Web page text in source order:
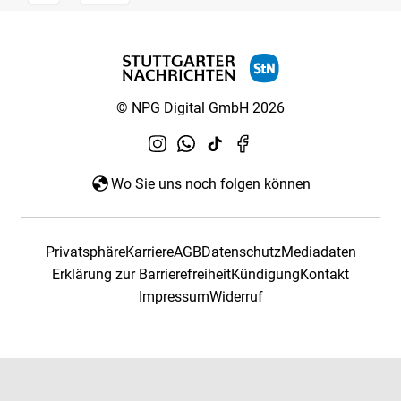
© NPG Digital GmbH 2026
Wo Sie uns noch folgen können
PrivatsphäreKarriereAGBDatenschutzMediadaten
Erklärung zur BarrierefreiheitKündigungKontakt
ImpressumWiderruf